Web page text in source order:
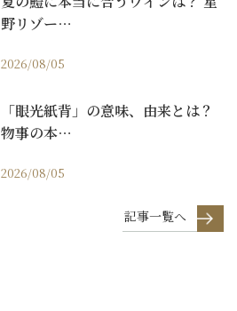
野リゾー…
2026/08/05
「眼光紙背」の意味、由来とは？
物事の本…
2026/08/05
記事一覧へ